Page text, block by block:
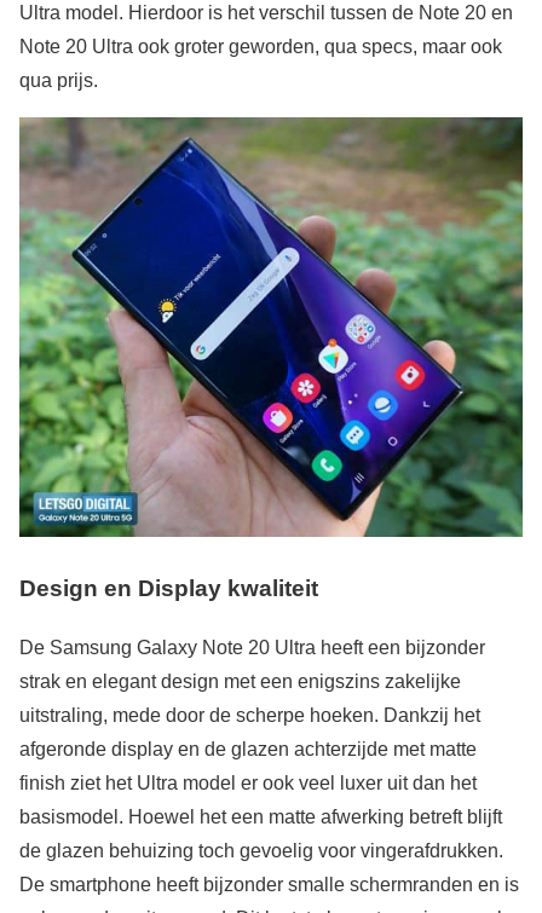
Ultra model. Hierdoor is het verschil tussen de Note 20 en
Note 20 Ultra ook groter geworden, qua specs, maar ook
qua prijs.
Design en Display kwaliteit
De Samsung Galaxy Note 20 Ultra heeft een bijzonder
strak en elegant design met een enigszins zakelijke
uitstraling, mede door de scherpe hoeken. Dankzij het
afgeronde display en de glazen achterzijde met matte
finish ziet het Ultra model er ook veel luxer uit dan het
basismodel. Hoewel het een matte afwerking betreft blijft
de glazen behuizing toch gevoelig voor vingerafdrukken.
De smartphone heeft bijzonder smalle schermranden en is